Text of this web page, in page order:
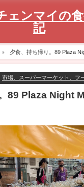
ェンマイの
記
夕食、持ち帰り。89 Plaza
市場、スーパーマーケット、フ
89 Plaza Night